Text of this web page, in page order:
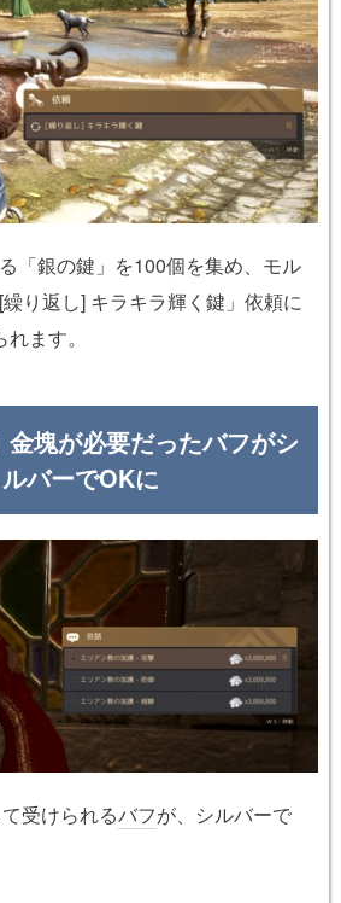
「銀の鍵」を100個を集め、モル
り返し] キラキラ輝く鍵」依頼に
ます。
金塊が必要だったバフがシ
ルバーでOKに
受けられるバフが、シルバーで